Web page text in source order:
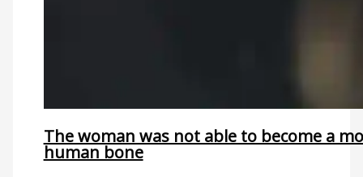
The woman was not able to become a
human bone